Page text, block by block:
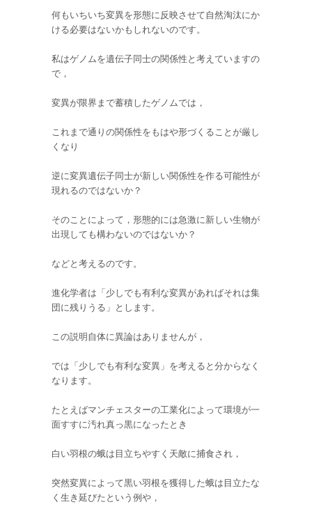
何もいちいち変異を形態に反映させて自然淘汰にか
ける必要はないかもしれないのです。
私はゲノムを遺伝子同士の関係性と考えていますの
で，
変異が限界まで蓄積したゲノムでは，
これまで通りの関係性をもはや形づくることが厳し
くなり
逆に変異遺伝子同士が新しい関係性を作る可能性が
現れるのではないか？
そのことによって，形態的には急激に新しい生物が
出現しても構わないのではないか？
などと考えるのです。
進化学者は「少しでも有利な変異があればそれは集
団に残りうる」とします。
この説明自体に異論はありませんが，
では「少しでも有利な変異」を考えると分からなく
なります。
たとえばマンチェスターの工業化によって環境が一
面すすに汚れ真っ黒になったとき
白い羽根の蛾は目立ちやすく天敵に捕食され，
突然変異によって黒い羽根を獲得した蛾は目立たな
く生き延びたという例や，